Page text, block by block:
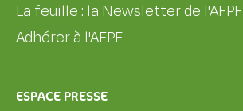
La feuille : la Newsletter de l'AFPF
Adhérer à l'AFPF
ESPACE PRESSE